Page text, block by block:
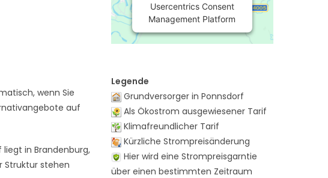
wenn Sie
auf
liegt in Brandenburg,
Struktur stehen
Usercentrics Consent
Management Platform
Legende
Grundversorger in Ponnsdorf
Als Ökostrom ausgewiesener Tarif
Klimafreundlicher Tarif
Kürzliche Strompreisänderung
Hier wird eine Strompreisgarntie
über einen bestimmten Zeitraum